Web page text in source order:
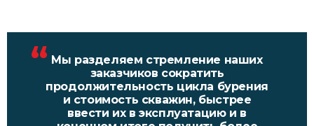
Мы разделяем стремление наших
заказчиков сократить
продолжительность цикла бурения
и стоимость скважин, быстрее
ввести их в эксплуатацию и в